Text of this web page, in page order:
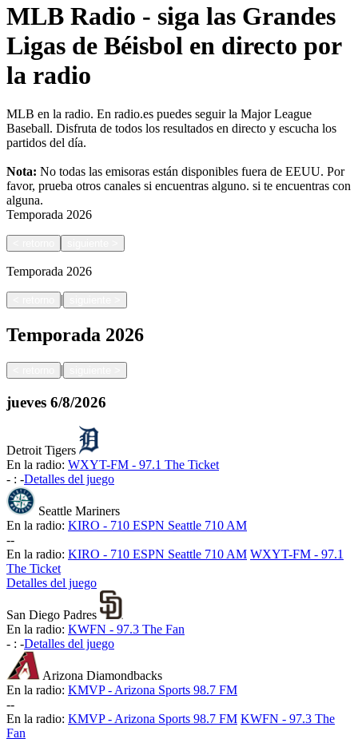
MLB Radio - siga las Grandes
Ligas de Béisbol en directo por
la radio
MLB en la radio. En radio.es puedes seguir la Major League
Baseball. Disfruta de todos los resultados en directo y escucha los
partidos del día.
Nota: No todas las emisoras están disponibles fuera de EEUU. Por
favor, prueba otros canales si encuentras alguno. si te encuentras con
alguna.
Temporada 2026
Temporada 2026
|
Temporada 2026
|
jueves 6/8/2026
Detroit Tigers
En la radio: WXYT-FM - 97.1 The Ticket
- : -Detalles del juego
Seattle Mariners
En la radio: KIRO - 710 ESPN Seattle 710 AM
--
En la radio: KIRO - 710 ESPN Seattle 710 AM WXYT-FM - 97.1
The Ticket
Detalles del juego
San Diego Padres
En la radio: KWFN - 97.3 The Fan
- : -Detalles del juego
Arizona Diamondbacks
En la radio: KMVP - Arizona Sports 98.7 FM
--
En la radio: KMVP - Arizona Sports 98.7 FM KWFN - 97.3 The
Fan